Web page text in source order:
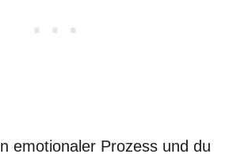
emotionaler Prozess und du